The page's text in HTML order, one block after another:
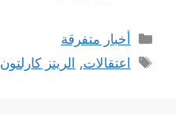
التصنيفات
أخبار متفرقة
الوسوم
اعتقالات, الريتز كارلتون